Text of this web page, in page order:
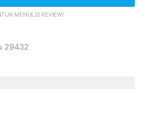
MENULIS REVIEW!
29432